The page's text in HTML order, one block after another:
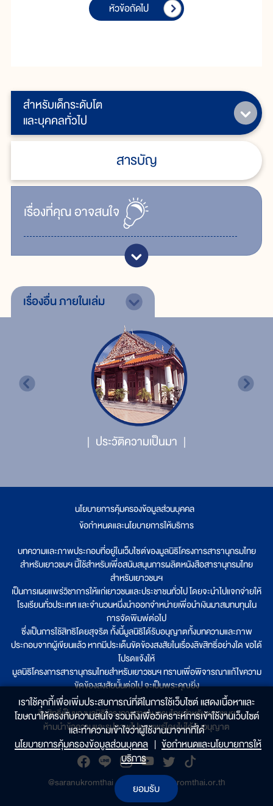
สำหรับเด็กระดับโต
และบุคคลทั่วไป
สารบัญ
เรื่ิองที่คุณอาจสนใจ
หัวข้อถัดไป
เรื่องอื่นภายในเล่ม
ประวัติความเป็นมา
นโยบายการคุ้มครองข้อมูลส่วนบุคคล
ข้อกำหนดและนโยบายการให้บริการ
บทความและภาพประกอบที่อยู่ในเว็บไซต์ของมูลนิธิโครงการสารานุกรมไทย
สำหรับเยาวชนฯ นี้ใช้สำหรับเพื่อสนับสนุนการผลิตหนังสือสารานุกรมไทย
สำหรับเยาวชนฯ
เป็นการเผยแพร่วิชาการให้แก่เยาวชนและประชาชนทั่วไป โดยจะนำไปแจกจ่ายให้
โรงเรียนทั่วประเทศ และจำนวนหนึ่งนำออกจำหน่ายเพื่อนำเงินมาสมทบทุนใน
การจัดพิมพ์ต่อไป
ซึ่งเป็นการใช้สิทธิโดยสุจริต ทั้งนี้มูลนิธิได้รับอนุญาตทั้งบทความและภาพ
ประกอบจากผู้เขียนแล้ว หากมีประเด็นขัดข้องสงสัยในเรื่องลิขสิทธิ์อย่างใด ขอได้
โปรดแจ้งให้
มูลนิธิโครงการสารานุกรมไทยสำหรับเยาวชนฯ ทราบเพื่อพิจารณาแก้ไขความ
ขัดข้องสงสัยนั้นต่อไป จะเป็นพระคุณยิ่ง
ลิขสิทธิ์เป็นของมูลนิธิโครงการสารานุกรมไทยสำหรับเยาวชนฯ
ห้ามนำข้อความและรูปภาพไปเผยแพร่โดยไม่ได้รับอนุญาต
@saranukromthai | www.saranukromthai.or.th
เราใช้คุกกี้เพื่อเพิ่มประสบการณ์ที่ดีในการใช้เว็บไซต์ แสดงเนื้อหาและ
โฆษณาให้ตรงกับความสนใจ รวมถึงเพื่อวิเคราะห์การเข้าใช้งานเว็บไซต์
และทำความเข้าใจว่าผู้ใช้งานมาจากที่ใด๋
นโยบายการคุ้มครองข้อมูลส่วนบุคคล | ข้อกำหนดและนโยบายการให้
บริการ
ยอมรับ